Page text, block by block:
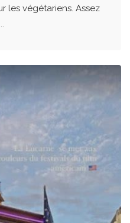
les végétariens. Assez